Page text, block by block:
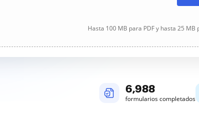
Hasta 100 MB para PDF y hasta 25 MB
6,989
formularios completados